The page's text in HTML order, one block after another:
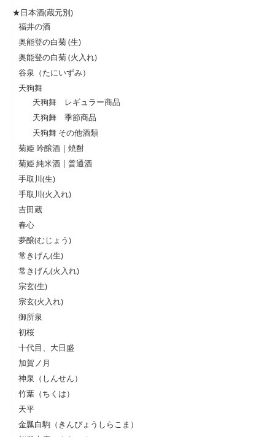
★日本酒(蔵元別)
福井の酒
奥能登の白菊 (生)
奥能登の白菊 (火入れ)
谷泉（たにいずみ）
天狗舞
天狗舞 レギュラー商品
天狗舞 季節商品
天狗舞 その他酒類
菊姫 吟醸酒 | 焼酎
菊姫 純米酒 | 普通酒
手取川(生)
手取川(火入れ)
吉田蔵
春心
夢醸(むじょう)
常きげん(生)
常きげん(火入れ)
宗玄(生)
宗玄(火入れ)
御所泉
初桜
十代目、大日盛
加賀ノ月
神泉（しんせん）
竹葉（ちくは）
天平
金瓢白駒（きんぴょうしらこま）